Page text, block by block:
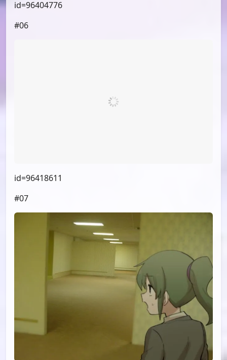
id=96404776
#06
id=96418611
#07